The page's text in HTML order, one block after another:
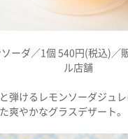
ーダ／1個 540円(税込)／
ル店舗
弾けるレモンソーダジュ
爽やかなグラスデザート。